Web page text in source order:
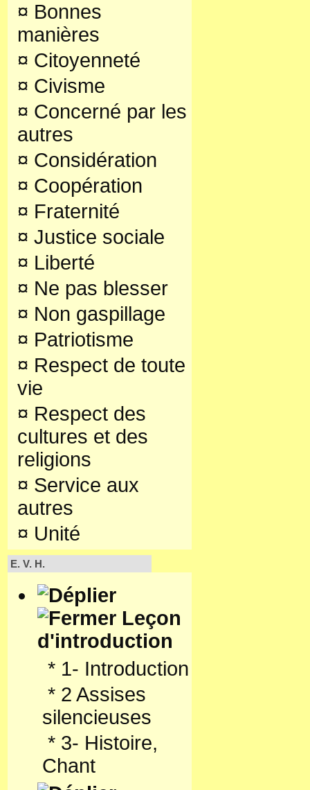
¤ Bonnes
manières
¤ Citoyenneté
¤ Civisme
¤ Concerné par les
autres
¤ Considération
¤ Coopération
¤ Fraternité
¤ Justice sociale
¤ Liberté
¤ Ne pas blesser
¤ Non gaspillage
¤ Patriotisme
¤ Respect de toute
vie
¤ Respect des
cultures et des
religions
¤ Service aux
autres
¤ Unité
E. V. H.
Leçon
d'introduction
* 1- Introduction
* 2 Assises
silencieuses
* 3- Histoire,
Chant